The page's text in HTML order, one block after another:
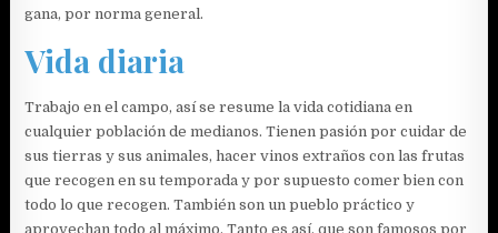
gana, por norma general.
Vida diaria
Trabajo en el campo, así se resume la vida cotidiana en
cualquier población de medianos. Tienen pasión por cuidar de
sus tierras y sus animales, hacer vinos extraños con las frutas
que recogen en su temporada y por supuesto comer bien con
todo lo que recogen. También son un pueblo práctico y
aprovechan todo al máximo. Tanto es así, que son famosos por